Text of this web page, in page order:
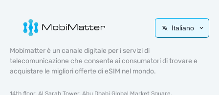
Italiano
Mobimatter è un canale digitale per i servizi di
telecomunicazione che consente ai consumatori di trovare e
acquistare le migliori offerte di eSIM nel mondo.
14th floor, Al Sarab Tower, Abu Dhabi Global Market Square,